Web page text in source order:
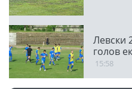
Левски
голов
15:58